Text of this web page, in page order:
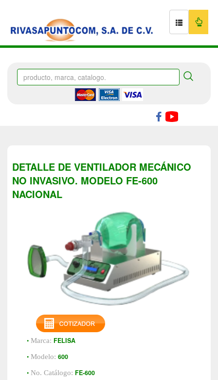
DETALLE DE VENTILADOR MECÁNICO
NO INVASIVO. MODELO FE-600
NACIONAL
• Marca: FELISA
• Modelo: 600
• No. Catálogo: FE-600